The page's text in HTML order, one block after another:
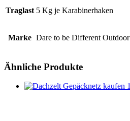
Traglast 5 Kg je Karabinerhaken
Marke Dare to be Different Outdoor
Ähnliche Produkte